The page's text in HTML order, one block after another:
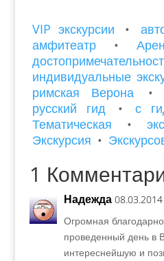
VIP экскурсии •
амфитеатр
•
индивидуальные
римская Верона
•
русский гид
• с
Тематическая
•
Экскурсия •
1
Надежда
Огромная
проведенный день в
интереснейшую и